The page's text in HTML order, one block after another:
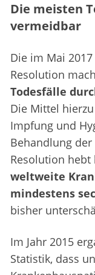
Die meisten
vermeidbar
Die im Mai
Resolution
Todesfälle
Die Mittel
Impfung und
Behandlung
Resolution hebt
weltweite
mindestens
bisher
Im Jahr 2015
Statistik, dass